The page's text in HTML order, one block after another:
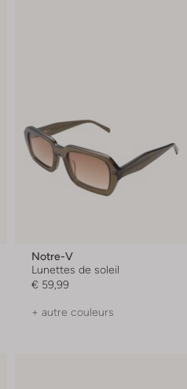
Notre-V
Lunettes de soleil
€ 59,99
+ autre couleurs